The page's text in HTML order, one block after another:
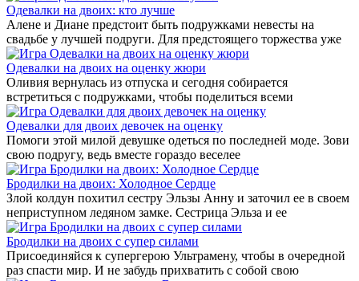
Одевалки на двоих: кто лучше
Алене и Диане предстоит быть подружками невесты на
свадьбе у лучшей подруги. Для предстоящего торжества уже
Одевалки на двоих на оценку жюри
Оливия вернулась из отпуска и сегодня собирается
встретиться с подружками, чтобы поделиться всеми
Одевалки для двоих девочек на оценку
Помоги этой милой девушке одеться по последней моде. Зови
свою подругу, ведь вместе гораздо веселее
Бродилки на двоих: Холодное Сердце
Злой колдун похитил сестру Эльзы Анну и заточил ее в своем
неприступном ледяном замке. Сестрица Эльза и ее
Бродилки на двоих с супер силами
Присоединяйся к супергерою Ультрамену, чтобы в очередной
раз спасти мир. И не забудь прихватить с собой свою